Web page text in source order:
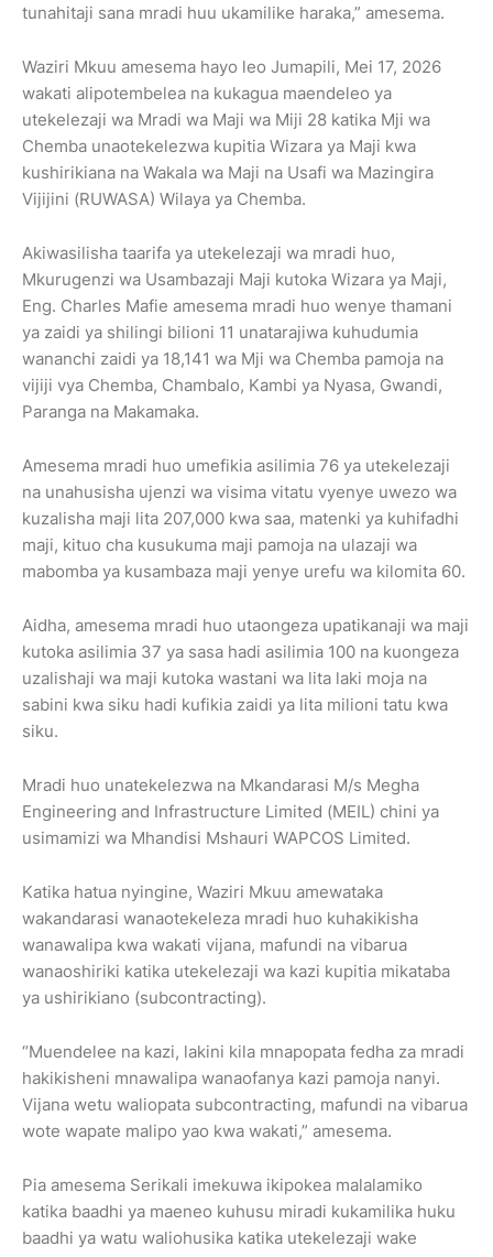
tunahitaji sana mradi huu ukamilike haraka,” amesema.
Waziri Mkuu amesema hayo leo Jumapili, Mei 17, 2026
wakati alipotembelea na kukagua maendeleo ya
utekelezaji wa Mradi wa Maji wa Miji 28 katika Mji wa
Chemba unaotekelezwa kupitia Wizara ya Maji kwa
kushirikiana na Wakala wa Maji na Usafi wa Mazingira
Vijijini (RUWASA) Wilaya ya Chemba.
Akiwasilisha taarifa ya utekelezaji wa mradi huo,
Mkurugenzi wa Usambazaji Maji kutoka Wizara ya Maji,
Eng. Charles Mafie amesema mradi huo wenye thamani
ya zaidi ya shilingi bilioni 11 unatarajiwa kuhudumia
wananchi zaidi ya 18,141 wa Mji wa Chemba pamoja na
vijiji vya Chemba, Chambalo, Kambi ya Nyasa, Gwandi,
Paranga na Makamaka.
Amesema mradi huo umefikia asilimia 76 ya utekelezaji
na unahusisha ujenzi wa visima vitatu vyenye uwezo wa
kuzalisha maji lita 207,000 kwa saa, matenki ya kuhifadhi
maji, kituo cha kusukuma maji pamoja na ulazaji wa
mabomba ya kusambaza maji yenye urefu wa kilomita 60.
Aidha, amesema mradi huo utaongeza upatikanaji wa maji
kutoka asilimia 37 ya sasa hadi asilimia 100 na kuongeza
uzalishaji wa maji kutoka wastani wa lita laki moja na
sabini kwa siku hadi kufikia zaidi ya lita milioni tatu kwa
siku.
Mradi huo unatekelezwa na Mkandarasi M/s Megha
Engineering and Infrastructure Limited (MEIL) chini ya
usimamizi wa Mhandisi Mshauri WAPCOS Limited.
Katika hatua nyingine, Waziri Mkuu amewataka
wakandarasi wanaotekeleza mradi huo kuhakikisha
wanawalipa kwa wakati vijana, mafundi na vibarua
wanaoshiriki katika utekelezaji wa kazi kupitia mikataba
ya ushirikiano (subcontracting).
“Muendelee na kazi, lakini kila mnapopata fedha za mradi
hakikisheni mnawalipa wanaofanya kazi pamoja nanyi.
Vijana wetu waliopata subcontracting, mafundi na vibarua
wote wapate malipo yao kwa wakati,” amesema.
Pia amesema Serikali imekuwa ikipokea malalamiko
katika baadhi ya maeneo kuhusu miradi kukamilika huku
baadhi ya watu waliohusika katika utekelezaji wake